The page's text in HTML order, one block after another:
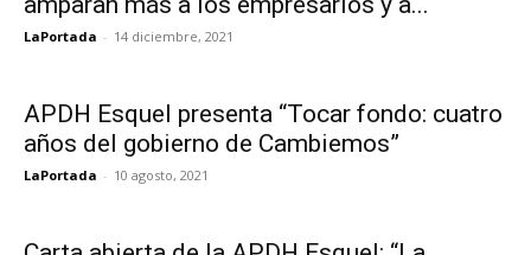
LaPortada - 14 diciembre, 2021
APDH Esquel presenta “Tocar fondo: cuatro
años del gobierno de Cambiemos”
LaPortada - 10 agosto, 2021